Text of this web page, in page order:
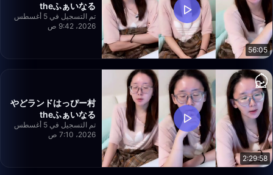
56:05
theふぁいなる
تم التسجيل في 5 أغسطس
2026، 9:42 ص
2:29:58
やどランドはっぴー村
theふぁいなる
تم التسجيل في 5 أغسطس
2026، 7:10 ص